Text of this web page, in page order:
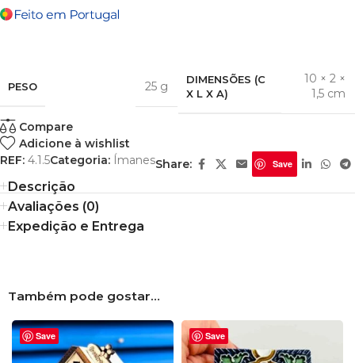
PESO 25 g
DIMENSÕES (C
X L X A)
10 × 2 ×
1,5 cm
Compare
Adicione à wishlist
REF: 4.1.5Categoria: ÍmanesShare: Save
Descrição
Avaliações (0)
Expedição e Entrega
Também pode gostar…
Save Save